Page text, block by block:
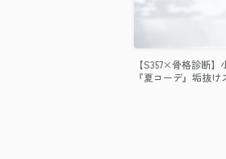
【S357×骨格診断
『夏コーデ』垢抜け